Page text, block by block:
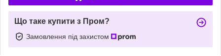
Що таке купити з Пром?
Замовлення під захистом